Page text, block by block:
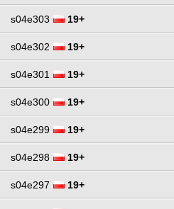
s04e303 19+
s04e302 19+
s04e301 19+
s04e300 19+
s04e299 19+
s04e298 19+
s04e297 19+